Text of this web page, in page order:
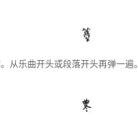
从乐曲开头或段落开头再弹一遍。